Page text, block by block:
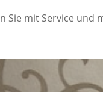
Sie mit Service und